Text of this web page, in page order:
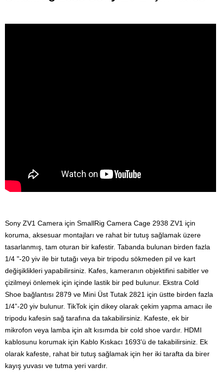
Sony ZV1 Camera için SmallRig Camera Cage 2938 ZV1 için
koruma, aksesuar montajları ve rahat bir tutuş sağlamak üzere
tasarlanmış, tam oturan bir kafestir. Tabanda bulunan birden fazla
1/4 "-20 yiv ile bir tutağı veya bir tripodu sökmeden pil ve kart
değişiklikleri yapabilirsiniz. Kafes, kameranın objektifini sabitler ve
çizilmeyi önlemek için içinde lastik bir ped bulunur. Ekstra Cold
Shoe bağlantısı 2879 ve Mini Üst Tutak 2821 için üstte birden fazla
1/4”-20 yiv bulunur. TikTok için dikey olarak çekim yapma amacı ile
tripodu kafesin sağ tarafına da takabilirsiniz. Kafeste, ek bir
mikrofon veya lamba için alt kısımda bir cold shoe vardır. HDMI
kablosunu korumak için Kablo Kıskacı 1693'ü de takabilirsiniz. Ek
olarak kafeste, rahat bir tutuş sağlamak için her iki tarafta da birer
kayış yuvası ve tutma yeri vardır.